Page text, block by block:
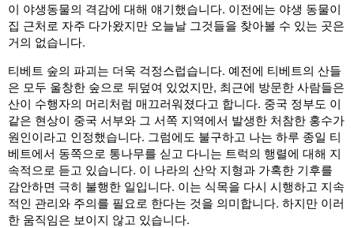
이 야생동물의 격감에 대해 얘기했습니다. 이전에는 야생 동물이
집 근처로 자주 다가왔지만 오늘날 그것들을 찾아볼 수 있는 곳은
거의 없습니다.
티베트 숲의 파괴는 더욱 걱정스럽습니다. 예전에 티베트의 산들
은 모두 울창한 숲으로 뒤덮여 있었지만, 최근에 방문한 사람들은
산이 수행자의 머리처럼 매끄러워졌다고 합니다. 중국 정부도 이
같은 현상이 중국 서부와 그 서쪽 지역에서 발생한 처참한 홍수가
원인이라고 인정했습니다. 그럼에도 불구하고 나는 하루 종일 티
베트에서 동쪽으로 통나무를 싣고 다니는 트럭의 행렬에 대해 지
속적으로 듣고 있습니다. 이 나라의 산악 지형과 가혹한 기후를
감안하면 극히 불행한 일입니다. 이는 식목을 다시 시행하고 지속
적인 관리와 주의를 필요로 한다는 것을 의미합니다. 하지만 이러
한 움직임은 보이지 않고 있습니다.